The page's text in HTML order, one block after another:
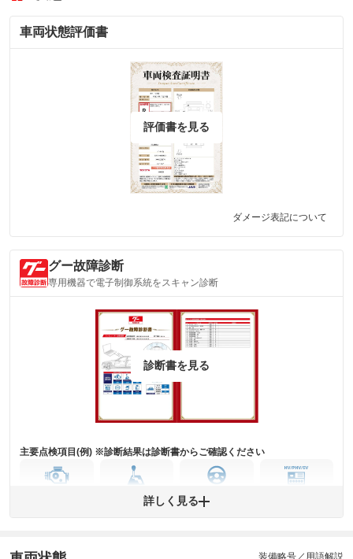
車両状態評価書
評価書を見る
ダメージ表記について
グー故障診断
専用機器で電子制御系統をスキャン診断
診断書を見る
主要点検項目(例) ※診断結果は診断書からご確認ください
ミッション
ステアリング
ABS その他
詳しく見る
装備略号／用語解説